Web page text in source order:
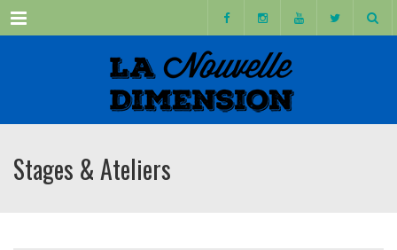
Menu
Stages & Ateliers